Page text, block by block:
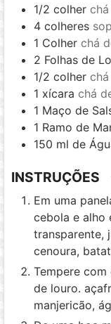
1/2 colher
4 colheres
1 Colher chá
2 Folhas de
1/2 colher
1 xícara chá
1 Maço de
1 Ramo de
150 ml de
INSTRUÇÕES
Em uma
cebola e alho
transparente,
cenoura,
Tempere
de louro.
manjericão,